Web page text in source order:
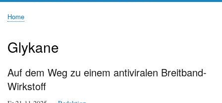
Home
Glykane
Auf dem Weg zu einem antiviralen Breitband-
Wirkstoff